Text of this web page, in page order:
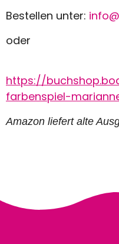
Bestellen unter:
oder
https://
farbenspiel-
Amazon liefert alte